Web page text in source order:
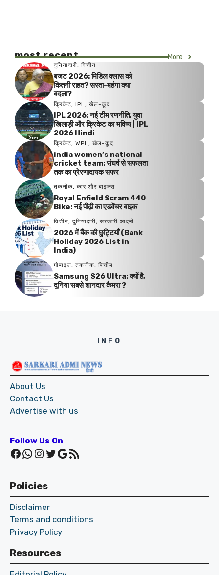
most recent More
दुनियादारी, वित्तीय
बजट 2026: मिडिल क्लास को
कितनी राहत? सस्ता-महंगा क्या
बदला?
क्रिकेट, IPL, खेल-कूद
IPL 2026: नई टीम रणनीति, युवा
खिलाड़ी और क्रिकेट का भविष्य | IPL
2026 Hindi
क्रिकेट, WPL, खेल-कूद
india women’s national
cricket team: संघर्ष से सफलता
तक का प्रेरणादायक सफर
तकनीक, कार और बाइक्स
Royal Enfield Scram 440
Bike: नई पीढ़ी का एडवेंचर बाइक
वित्तीय, दुनियादारी, सरकारी आदमी
2026 में बैंक की छुट्टियाँ (Bank
Holiday 2026 List in
India)
मोबाइल, तकनीक, वित्तीय
Samsung S26 Ultra: क्यों है,
दुनिया सबसे शानदार कैमरा ?
INFO
About Us
Contact Us
Advertise with us
Follow Us On
Facebook WhatsApp Instagram Twitter Google RSS Feed
Policies
Disclaimer
Terms and conditions
Privacy Policy
Resources